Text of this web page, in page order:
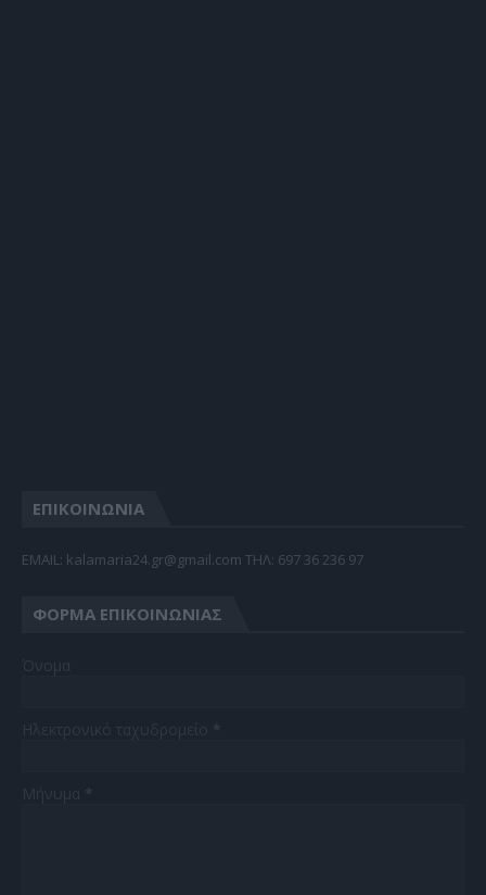
ΕΠΙΚΟΙΝΩΝΙΑ
EMAIL: kalamaria24.gr@gmail.com TΗΛ: 697 36 236 97
ΦΌΡΜΑ ΕΠΙΚΟΙΝΩΝΊΑΣ